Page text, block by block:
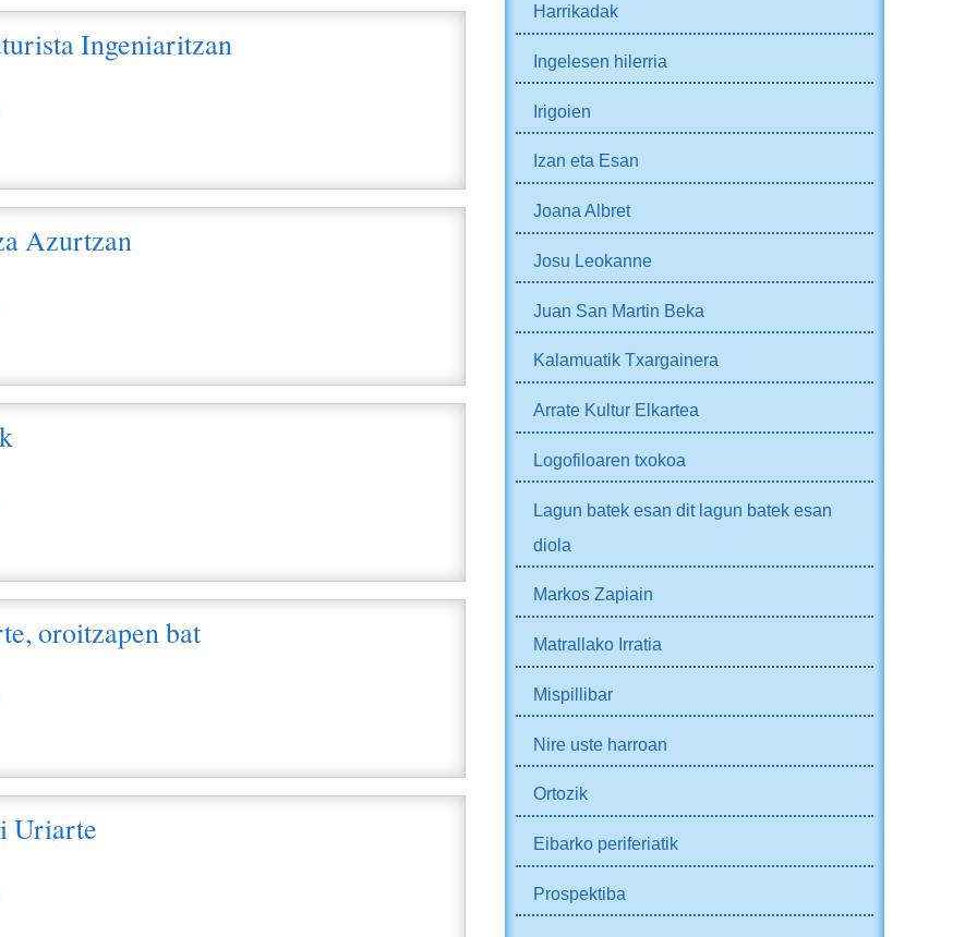
Ingeniaritzan
Azurtzan
oroitzapen bat
Uriarte
Harrikadak
Ingelesen hilerria
Irigoien
Izan eta Esan
Joana Albret
Josu Leokanne
Juan San Martin Beka
Kalamuatik Txargainera
Arrate Kultur Elkartea
Logofiloaren txokoa
Lagun batek esan dit lagun batek esan
diola
Markos Zapiain
Matrallako Irratia
Mispillibar
Nire uste harroan
Ortozik
Eibarko periferiatik
Prospektiba